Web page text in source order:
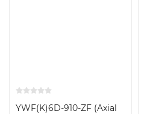
YWF(K)6D-910-ZF (Axial